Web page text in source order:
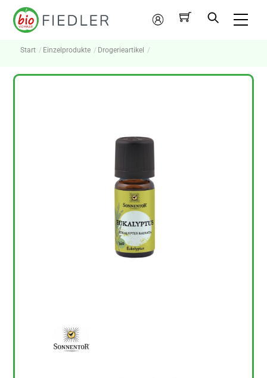
Skip
Mein
Konto
Start Einzelprodukte Drogerieartikel